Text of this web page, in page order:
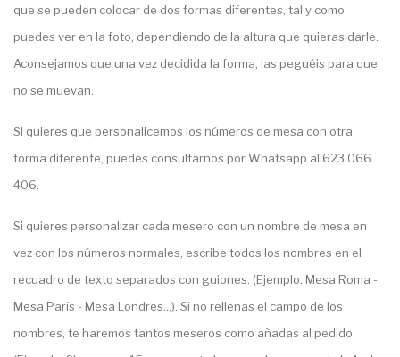
que se pueden colocar de dos formas diferentes, tal y como
puedes ver en la foto, dependiendo de la altura que quieras darle.
Aconsejamos que una vez decidida la forma, las peguéis para que
no se muevan.
Si quieres que personalicemos los números de mesa con otra
forma diferente, puedes consultarnos por Whatsapp al 623 066
406.
Si quieres personalizar cada mesero con un nombre de mesa en
vez con los números normales, escribe todos los nombres en el
recuadro de texto separados con guiones. (Ejemplo: Mesa Roma -
Mesa París - Mesa Londres...). Si no rellenas el campo de los
nombres, te haremos tantos meseros como añadas al pedido.